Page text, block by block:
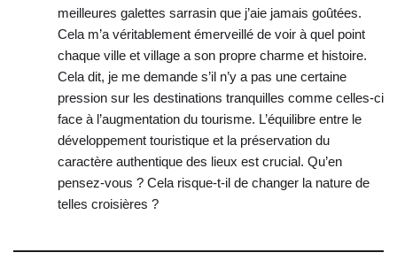
meilleures galettes sarrasin que j’aie jamais goûtées.
Cela m’a véritablement émerveillé de voir à quel point
chaque ville et village a son propre charme et histoire.
Cela dit, je me demande s’il n’y a pas une certaine
pression sur les destinations tranquilles comme celles-ci
face à l’augmentation du tourisme. L’équilibre entre le
développement touristique et la préservation du
caractère authentique des lieux est crucial. Qu’en
pensez-vous ? Cela risque-t-il de changer la nature de
telles croisières ?